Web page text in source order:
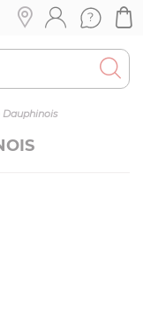
Dauphinois